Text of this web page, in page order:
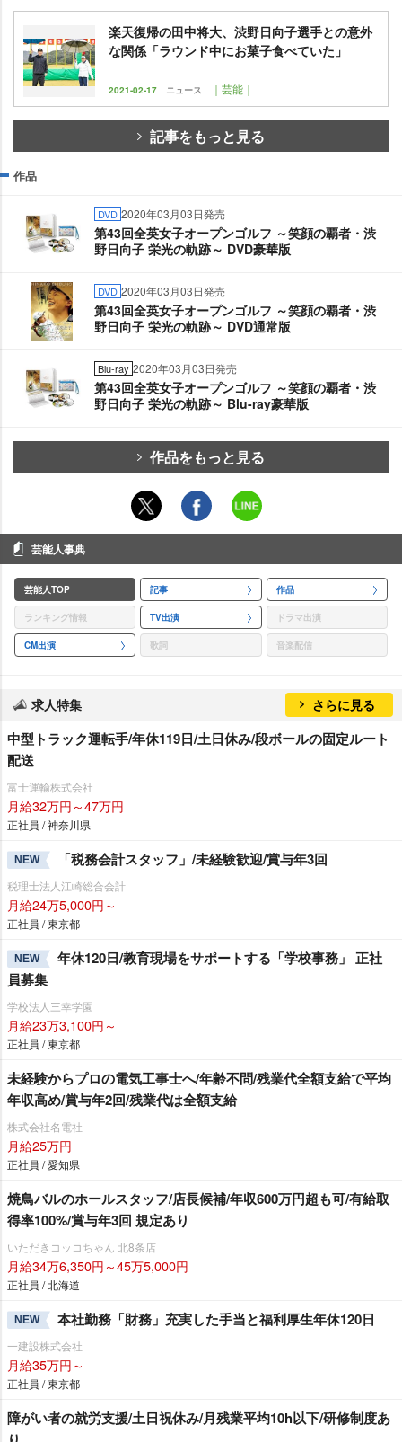
楽天復帰の田中将大、渋野日向子選手との意外
な関係「ラウンド中にお菓子食べていた」
2021-02-17 ニュース ｜芸能｜
記事をもっと見る
作品
DVD 2020年03月03日発売
第43回全英女子オープンゴルフ ～笑顔の覇者・渋
野日向子 栄光の軌跡～ DVD豪華版
DVD 2020年03月03日発売
第43回全英女子オープンゴルフ ～笑顔の覇者・渋
野日向子 栄光の軌跡～ DVD通常版
Blu-ray 2020年03月03日発売
第43回全英女子オープンゴルフ ～笑顔の覇者・渋
野日向子 栄光の軌跡～ Blu-ray豪華版
作品をもっと見る
芸能人事典
芸能人TOP 記事 作品
ランキング情報 TV出演 ドラマ出演
CM出演 歌詞 音楽配信
求人特集 さらに見る
中型トラック運転手/年休119日/土日休み/段ボールの固定ルート
配送
富士運輸株式会社
月給32万円～47万円
正社員 / 神奈川県
NEW 「税務会計スタッフ」/未経験歓迎/賞与年3回
税理士法人江崎総合会計
月給24万5,000円～
正社員 / 東京都
NEW
年休120日/教育現場をサポートする「学校事務」 正社
員募集
学校法人三幸学園
月給23万3,100円～
正社員 / 東京都
未経験からプロの電気工事士へ/年齢不問/残業代全額支給で平均
年収高め/賞与年2回/残業代は全額支給
株式会社名電社
月給25万円
正社員 / 愛知県
焼鳥バルのホールスタッフ/店長候補/年収600万円超も可/有給取
得率100%/賞与年3回 規定あり
いただきコッコちゃん 北8条店
月給34万6,350円～45万5,000円
正社員 / 北海道
NEW 本社勤務「財務」充実した手当と福利厚生年休120日
一建設株式会社
月給35万円～
正社員 / 東京都
障がい者の就労支援/土日祝休み/月残業平均10h以下/研修制度あ